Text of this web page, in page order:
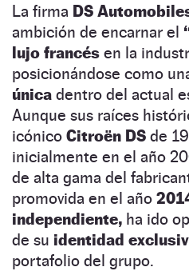
La firma DS
ambición de encarnar el
lujo francés en la
posicionándose como
única dentro del actual
Aunque sus raíces
icónico Citroën DS de
inicialmente en el año
de alta gama del
promovida en el año
independiente, ha ido
de su identidad
portafolio del grupo.